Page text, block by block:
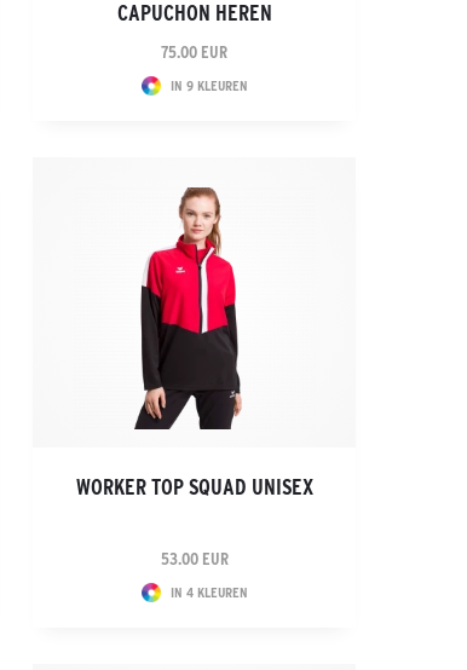
CAPUCHON HEREN
75.00 EUR
IN 9 KLEUREN
WORKER TOP SQUAD UNISEX
53.00 EUR
IN 4 KLEUREN